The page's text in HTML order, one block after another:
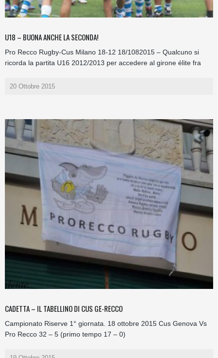
U18 – BUONA ANCHE LA SECONDA!
Pro Recco Rugby-Cus Milano 18-12 18/1082015 – Qualcuno si
ricorda la partita U16 2012/2013 per accedere al girone élite fra
20 Ottobre 2015
CADETTA – IL TABELLINO DI CUS GE-RECCO
Campionato Riserve 1° giornata. 18 ottobre 2015 Cus Genova Vs
Pro Recco 32 – 5 (primo tempo 17 – 0)